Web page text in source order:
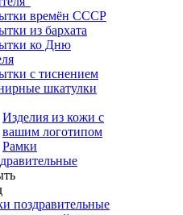
времён СССР
из бархата
ко Дню
с тиснением
шкатулки
Изделия из кожи с
вашим логотипом
Рамки
поздравительные